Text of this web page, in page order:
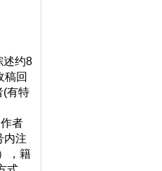
述约8
稿回
(有特
者
内注
，籍